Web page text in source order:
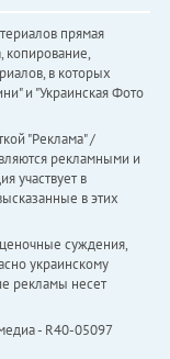
прямая
копирование,
в которых
и "Украинская Фото
"Реклама" /
рекламными и
участвует в
в этих
суждения,
украинскому
рекламы несет
- R40-05097